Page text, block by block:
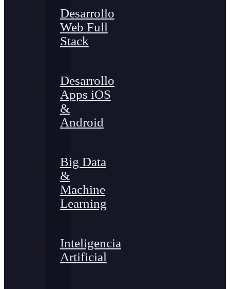
Desarrollo
Web Full
Stack
Desarrollo
Apps iOS
&
Android
Big Data
&
Machine
Learning
Inteligencia
Artificial